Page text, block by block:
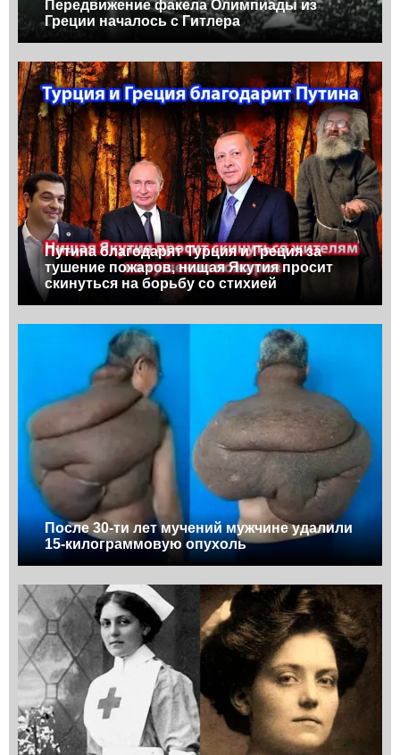
Передвижение факела Олимпиады из
Греции началось с Гитлера
Путина благодарят Турция и Греция за
тушение пожаров, нищая Якутия просит
скинуться на борьбу со стихией
После 30-ти лет мучений мужчине удалили
15-килограммовую опухоль